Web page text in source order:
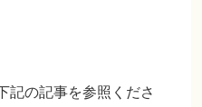
記の記事を参照くださ